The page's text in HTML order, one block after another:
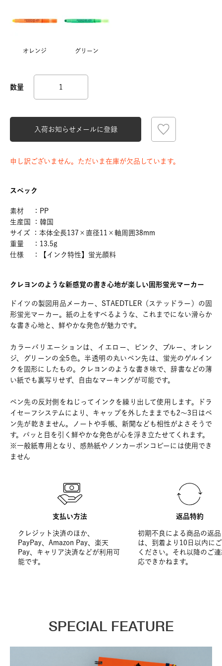
オレンジ グリーン
入荷お知らせメールに登録
申し訳ございません。ただいま在庫が欠品しています。
スペック
素材 ：PP
生産国 ：韓国
サイズ ：本体全長137×直径11×軸周囲38mm
重量 ：13.5g
仕様 ：【インク特性】蛍光顔料
クレヨンのような新感覚の書き心地が楽しい固形蛍光マーカー
ドイツの製図用品メーカー、STAEDTLER（ステッドラー）の固
形蛍光マーカー。紙の上をすべるような、これまでにない滑らか
な書き心地と、鮮やかな発色が魅力です。
カラーバリエーションは、イエロー、ピンク、ブルー、オレン
ジ、グリーンの全5色。半透明の丸いペン先は、蛍光のゲルイン
クを固形にしたもの。クレヨンのような書き味で、辞書などの薄
い紙でも裏写りせず、自由なマーキングが可能です。
ペン先の反対側をねじってインクを繰り出して使用します。ドラ
イセーフシステムにより、キャップを外したままでも2～3日はペ
ン先が乾きません。ノートや手帳、新聞なども相性がよさそうで
す。パッと目を引く鮮やかな発色が心を浮き立たせてくれます。
※一般紙専用となり、感熱紙やノンカーボンコピーには使用でき
ません
支払い方法
クレジット決済のほか、
PayPay、Amazon Pay、楽天
Pay、キャリア決済などが利用可
能です。
返品特約
初期不良による商品の返
は、到着より10日以内に
ください。それ以降のご
応できかねます。
SPECIAL FEATURE